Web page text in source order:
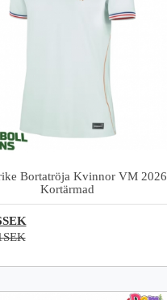
Bortatröja Kvinnor VM 2026
Kortärmad